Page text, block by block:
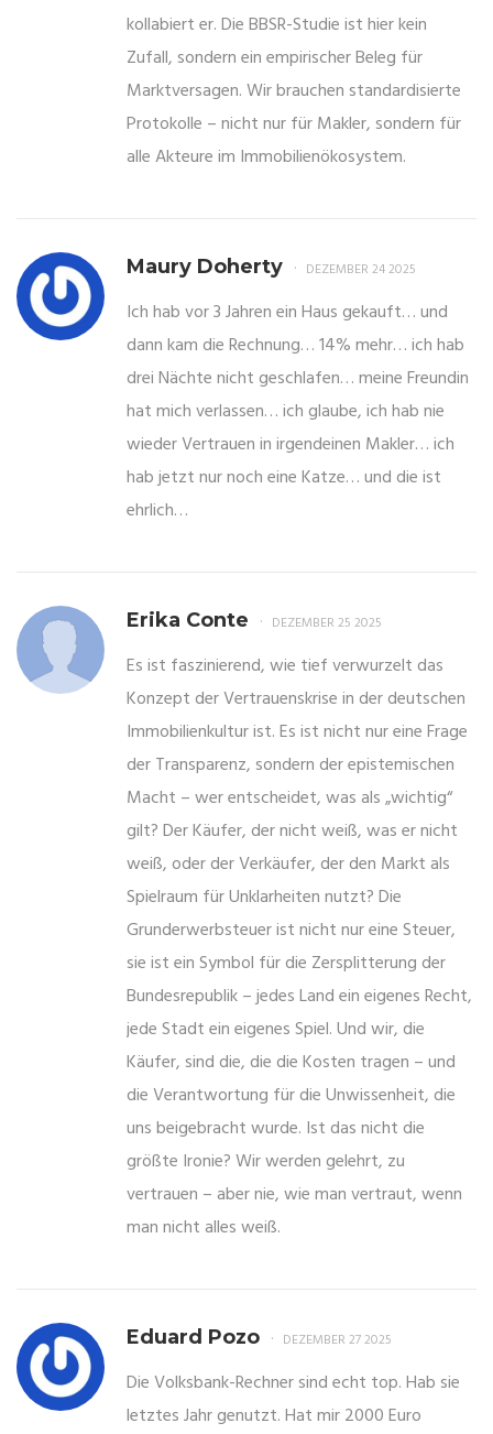
kollabiert er. Die BBSR-Studie ist hier kein
Zufall, sondern ein empirischer Beleg für
Marktversagen. Wir brauchen standardisierte
Protokolle – nicht nur für Makler, sondern für
alle Akteure im Immobilienökosystem.
Maury Doherty DEZEMBER 24 2025
Ich hab vor 3 Jahren ein Haus gekauft… und
dann kam die Rechnung… 14% mehr… ich hab
drei Nächte nicht geschlafen… meine Freundin
hat mich verlassen… ich glaube, ich hab nie
wieder Vertrauen in irgendeinen Makler… ich
hab jetzt nur noch eine Katze… und die ist
ehrlich…
Erika Conte DEZEMBER 25 2025
Es ist faszinierend, wie tief verwurzelt das
Konzept der Vertrauenskrise in der deutschen
Immobilienkultur ist. Es ist nicht nur eine Frage
der Transparenz, sondern der epistemischen
Macht – wer entscheidet, was als „wichtig“
gilt? Der Käufer, der nicht weiß, was er nicht
weiß, oder der Verkäufer, der den Markt als
Spielraum für Unklarheiten nutzt? Die
Grunderwerbsteuer ist nicht nur eine Steuer,
sie ist ein Symbol für die Zersplitterung der
Bundesrepublik – jedes Land ein eigenes Recht,
jede Stadt ein eigenes Spiel. Und wir, die
Käufer, sind die, die die Kosten tragen – und
die Verantwortung für die Unwissenheit, die
uns beigebracht wurde. Ist das nicht die
größte Ironie? Wir werden gelehrt, zu
vertrauen – aber nie, wie man vertraut, wenn
man nicht alles weiß.
Eduard Pozo DEZEMBER 27 2025
Die Volksbank-Rechner sind echt top. Hab sie
letztes Jahr genutzt. Hat mir 2000 Euro